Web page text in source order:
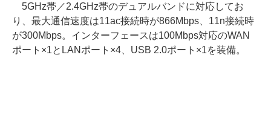
5GHz帯／2.4GHz帯のデュアルバンドに対応してお
り、最大通信速度は11ac接続時が866Mbps、11n接続時
が300Mbps。インターフェースは100Mbps対応のWAN
ポート×1とLANポート×4、USB 2.0ポート×1を装備。